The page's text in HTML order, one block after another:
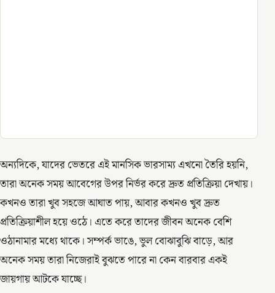
অন্যদিকে, যাদের ভেতরে এই মানসিক ভারসাম্য এখনো তৈরি হয়নি,
তারা অনেক সময় আবেগের উপর নির্ভর করে দ্রুত প্রতিক্রিয়া দেখায়।
কখনও তারা খুব সহজে আঘাত পায়, আবার কখনও খুব দ্রুত
প্রতিক্রিয়াশীল হয়ে ওঠে। এতে করে তাদের জীবন অনেক বেশি
ওঠানামার মধ্যে থাকে। সম্পর্ক ভাঙে, ভুল বোঝাবুঝি বাড়ে, আর
অনেক সময় তারা নিজেরাই বুঝতে পারে না কেন বারবার একই
জায়গায় আটকে যাচ্ছে।